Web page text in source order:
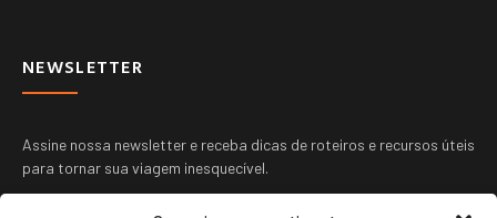
NEWSLETTER
Assine nossa newsletter e receba dicas de roteiros e recursos úteis
para tornar sua viagem inesquecível.